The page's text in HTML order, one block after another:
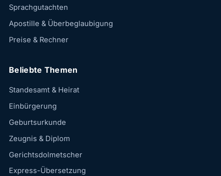
Sprachgutachten
Apostille & Überbeglaubigung
Preise & Rechner
Beliebte Themen
Standesamt & Heirat
Einbürgerung
Geburtsurkunde
Zeugnis & Diplom
Gerichtsdolmetscher
Express-Übersetzung